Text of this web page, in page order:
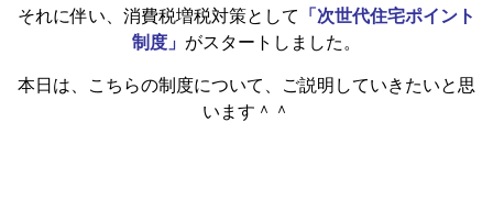
それに伴い、消費税増税対策として
「次世代住宅ポイント
制度」 がスタートしました。
本日は、こちらの制度について、ご説明していきたいと思
います＾＾